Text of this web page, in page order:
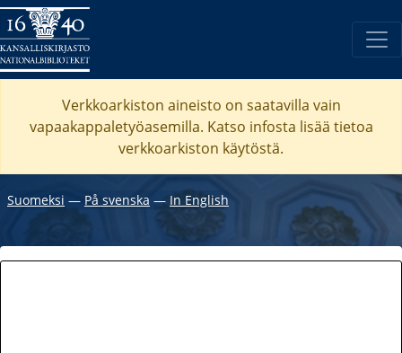
Verkkoarkiston aineisto on saatavilla vain
vapaakappaletyöasemilla. Katso infosta lisää tietoa
verkkoarkiston käytöstä.
Suomeksi ― På svenska ― In English